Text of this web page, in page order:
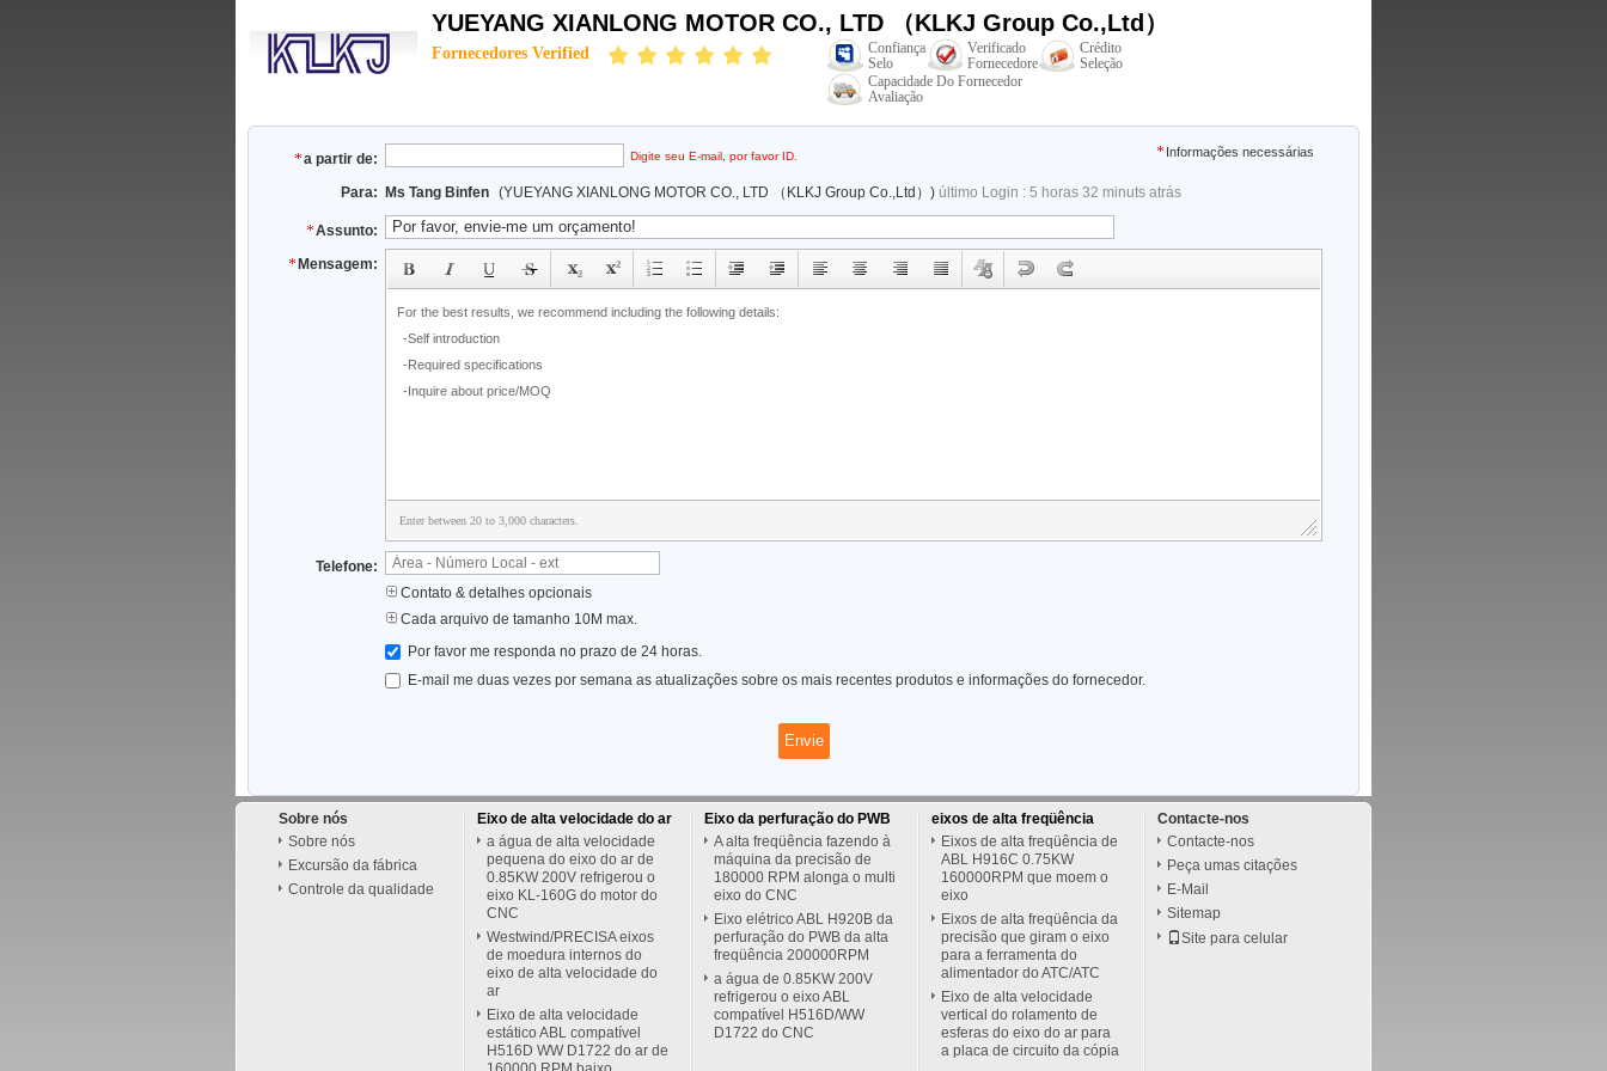
YUEYANG XIANLONG MOTOR CO., LTD （KLKJ Group Co.,Ltd）
Fornecedores Verified
Confiança
Selo
Verificado
Fornecedore
Crédito
Seleção
Capacidade Do Fornecedor
Avaliação
a partir de: email
Digite seu E-mail, por favor ID. Informações necessárias
Para: Ms Tang Binfen (YUEYANG XIANLONG MOTOR CO., LTD （KLKJ Group Co.,Ltd）) último Login : 5 horas 32 minuts atrás
Assunto:
subject
Mensagem:
Enter between 20 to 3,000 characters.
Telefone:
Contato & detalhes opcionais
Cada arquivo de tamanho 10M max.
Por favor me responda no prazo de 24 horas.
E-mail me duas vezes por semana as atualizações sobre os mais recentes produtos e informações do fornecedor.
Sobre nós
Sobre nós
Excursão da fábrica
Controle da qualidade
Eixo de alta velocidade do ar
a água de alta velocidade
pequena do eixo do ar de
0.85KW 200V refrigerou o
eixo KL-160G do motor do
CNC
Westwind/PRECISA eixos
de moedura internos do
eixo de alta velocidade do
ar
Eixo de alta velocidade
estático ABL compatível
H516D WW D1722 do ar de
Eixo da perfuração do PWB
A alta freqüência fazendo à
máquina da precisão de
180000 RPM alonga o multi
eixo do CNC
Eixo elétrico ABL H920B da
perfuração do PWB da alta
freqüência 200000RPM
a água de 0.85KW 200V
refrigerou o eixo ABL
compatível H516D/WW
D1722 do CNC
eixos de alta freqüência
Eixos de alta freqüência de
ABL H916C 0.75KW
160000RPM que moem o
eixo
Eixos de alta freqüência da
precisão que giram o eixo
para a ferramenta do
alimentador do ATC/ATC
Eixo de alta velocidade
vertical do rolamento de
esferas do eixo do ar para
a placa de circuito da cópia
Contacte-nos
Contacte-nos
Peça umas citações
E-Mail
Sitemap
Site para celular